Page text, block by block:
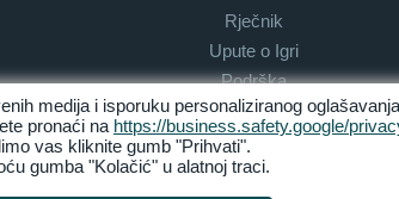
Rječnik
Upute o Igri
Podrška
& Odredbe
medija i isporuku personaliziranog
pronaći na https://business.safety.google/
vas kliknite gumb "Prihvati".
gumba "Kolačić" u alatnoj traci.